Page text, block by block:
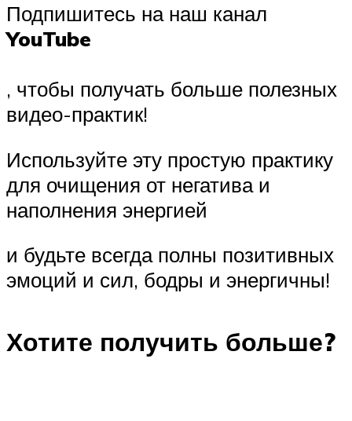
Подпишитесь на наш канал
YouTube
, чтобы получать больше полезных
видео-практик!
Используйте эту простую практику
для очищения от негатива и
наполнения энергией
и будьте всегда полны позитивных
эмоций и сил, бодры и энергичны!
Хотите получить больше?